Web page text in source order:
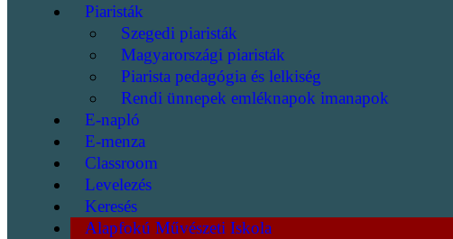
Piaristák
Szegedi piaristák
Magyarországi piaristák
Piarista pedagógia és lelkiség
Rendi ünnepek emléknapok imanapok
E-napló
E-menza
Classroom
Levelezés
Keresés
Alapfokú Művészeti Iskola